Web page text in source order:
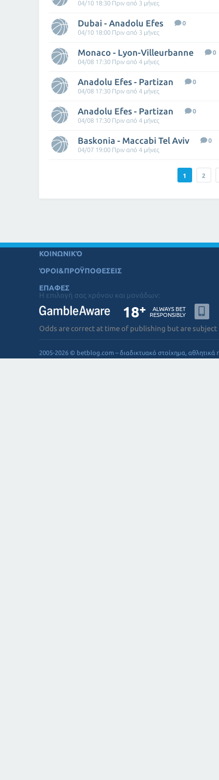
04/10 18:30 Πριν από 3 μήνες
Dubai - Anadolu Efes
0
04/10 18:00 Πριν από 3 μήνες
Monaco - Lyon-Villeurbanne
0
04/08 17:30 Πριν από 4 μήνες
Anadolu Efes - Partizan
0
04/08 17:30 Πριν από 4 μήνες
Anadolu Efes - Partizan
0
04/08 17:30 Πριν από 4 μήνες
Baskonia - Maccabi Tel Aviv
0
04/07 19:00 Πριν από 4 μήνες
1 2
ΚΟΙΝΩΝΙΚΌ
ΌΡΟΙ&ΠΡΟΫΠΟΘΕΣΕΙΣ
ΕΠΑΦΕΣ
Η επιλογή σας χρόνου και μονάδων:
Odds are correct at time of publishing but are subject
2005-2026 © betblog.com – διαδικτυακό στοίχημα, αθλητικά